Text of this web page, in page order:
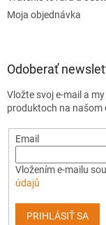
Moja objednávka
Odoberať
Vložte svoj e-mail a
produktoch na našom
Email
Vložením e-mailu
údajů
PRIHLÁSIŤ SA